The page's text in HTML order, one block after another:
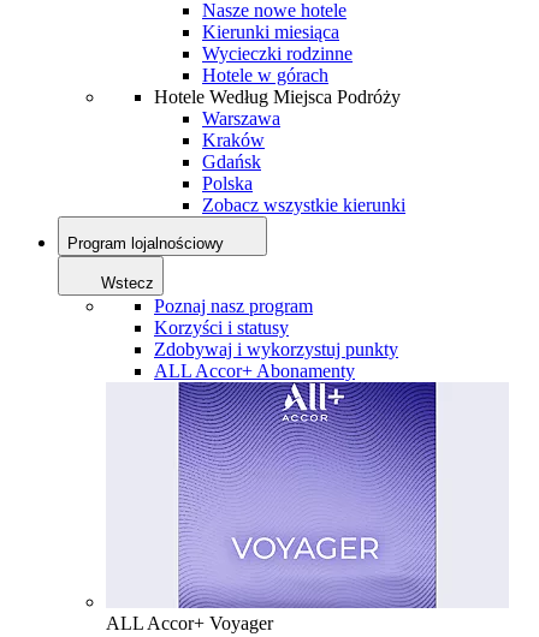
Nasze nowe hotele
Kierunki miesiąca
Wycieczki rodzinne
Hotele w górach
Hotele Według Miejsca Podróży
Warszawa
Kraków
Gdańsk
Polska
Zobacz wszystkie kierunki
Program lojalnościowy
Wstecz
Poznaj nasz program
Korzyści i statusy
Zdobywaj i wykorzystuj punkty
ALL Accor+ Abonamenty
ALL Accor+ Voyager